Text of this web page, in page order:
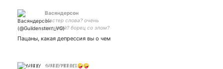
Васяндерсон
Мастер слова? очень
сильный? борец со злом?
Пацаны, какая депрессия вы о чем
ꀈꈤꂪꁲꍬꌦꉢꂵꁲꀊꂅꉧ🤪🤪